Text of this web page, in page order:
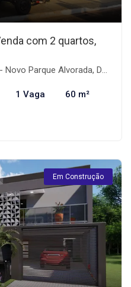
com 2 quartos,
Alvorada, Dourados-MS
1 Vaga 60 m²
Em Construção